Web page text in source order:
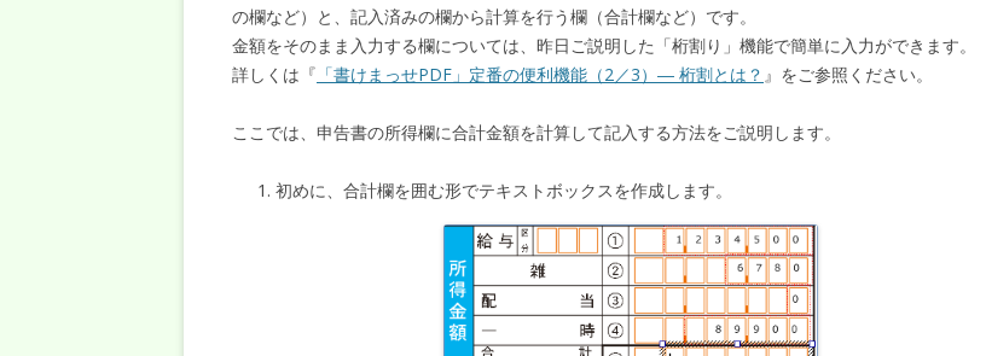
の欄など）と、記入済みの欄から計算を行う欄（合計欄など）です。
金額をそのまま入力する欄については、昨日ご説明した「桁割り」機能で簡単に入力ができます。
詳しくは『 「書けまっせPDF」定番の便利機能（2／3）― 桁割とは？ 』をご参照ください。
ここでは、申告書の所得欄に合計金額を計算して記入する方法をご説明します。
初めに、合計欄を囲む形でテキストボックスを作成します。